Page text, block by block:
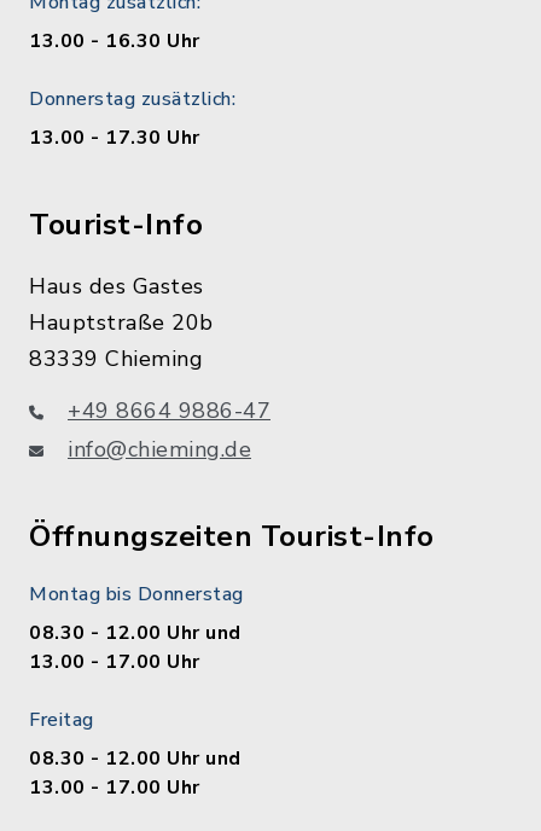
13.00 - 16.30 Uhr
Donnerstag zusätzlich:
13.00 - 17.30 Uhr
Tourist-Info
Haus des Gastes
Hauptstraße 20b
83339 Chieming
+49 8664 9886-47
info@chieming.de
Öffnungszeiten Tourist-Info
Montag bis Donnerstag
08.30 - 12.00 Uhr und
13.00 - 17.00 Uhr
Freitag
08.30 - 12.00 Uhr und
13.00 - 17.00 Uhr